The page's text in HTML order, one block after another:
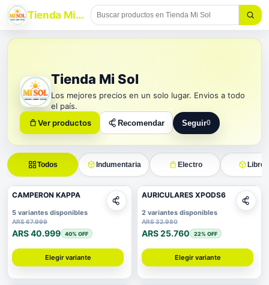
Tienda Mi Sol
Tienda Mi Sol
Los mejores precios en un solo lugar. Envios a todo
el país.
Ver productos
Recomendar Seguir0
Seguir a Tienda Mi Sol
Todos Indumentaria Electro
CAMPERON KAPPA
5 variantes disponibles
ARS 67.999
ARS 40.999 40% OFF
Elegir variante
AURICULARES XPODS6
2 variantes disponibles
ARS 32.980
ARS 25.760 22% OFF
Elegir variante